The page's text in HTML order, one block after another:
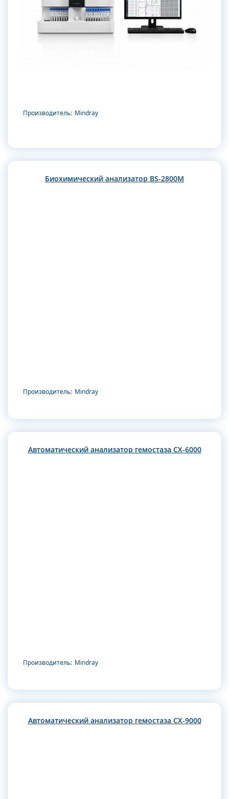
Производитель: Mindray
Биохимический анализатор BS-2800M
Производитель: Mindray
Автоматический анализатор гемостаза CX-6000
Производитель: Mindray
Автоматический анализатор гемостаза CX-9000